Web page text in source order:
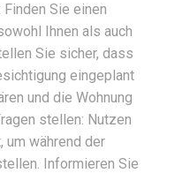
Finden Sie einen
Ihnen als auch
Sie sicher, dass
eingeplant
und die Wohnung
stellen: Nutzen
um während der
Informieren Sie